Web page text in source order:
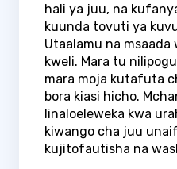
hali ya juu, na
kuunda tovuti ya
Utaalamu na msaada
kweli. Mara tu
mara moja kutafuta
bora kiasi hicho.
linaloeleweka kwa
kiwango cha juu
kujitofautisha na